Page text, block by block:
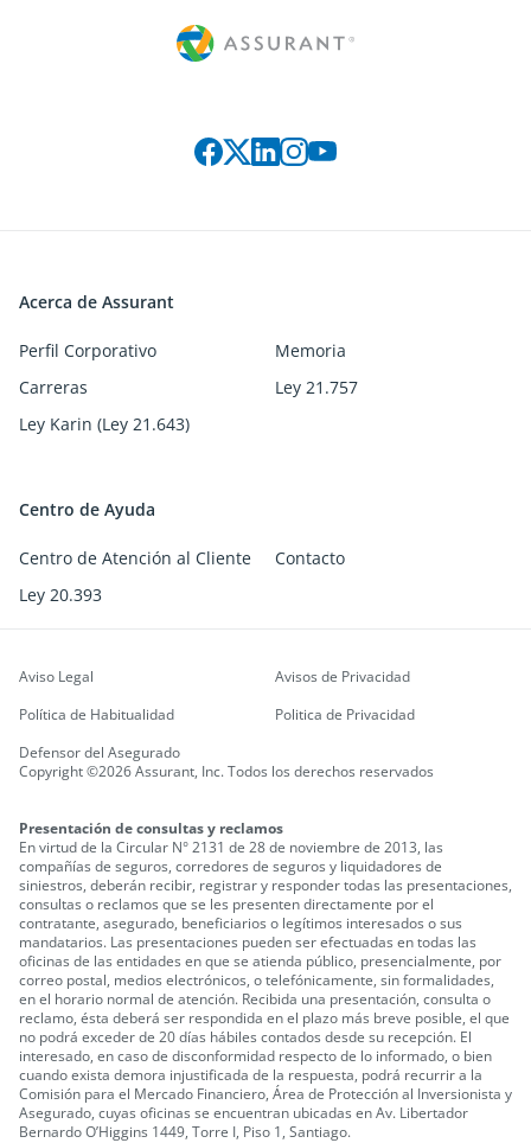
Acerca de Assurant
Perfil Corporativo
Memoria
Carreras
Ley 21.757
Ley Karin (Ley 21.643)
Centro de Ayuda
Centro de Atención al Cliente
Contacto
Ley 20.393
Copyright ©2026 Assurant, Inc. Todos los derechos reservados
Aviso Legal
Avisos de Privacidad
Política de Habitualidad
Politica de Privacidad
Defensor del Asegurado
Presentación de consultas y reclamos
En virtud de la Circular N° 2131 de 28 de noviembre de 2013, las
compañías de seguros, corredores de seguros y liquidadores de
siniestros, deberán recibir, registrar y responder todas las presentaciones,
consultas o reclamos que se les presenten directamente por el
contratante, asegurado, beneficiarios o legítimos interesados o sus
mandatarios. Las presentaciones pueden ser efectuadas en todas las
oficinas de las entidades en que se atienda público, presencialmente, por
correo postal, medios electrónicos, o telefónicamente, sin formalidades,
en el horario normal de atención. Recibida una presentación, consulta o
reclamo, ésta deberá ser respondida en el plazo más breve posible, el que
no podrá exceder de 20 días hábiles contados desde su recepción. El
interesado, en caso de disconformidad respecto de lo informado, o bien
cuando exista demora injustificada de la respuesta, podrá recurrir a la
Comisión para el Mercado Financiero, Área de Protección al Inversionista y
Asegurado, cuyas oficinas se encuentran ubicadas en Av. Libertador
Bernardo O’Higgins 1449, Torre I, Piso 1, Santiago.